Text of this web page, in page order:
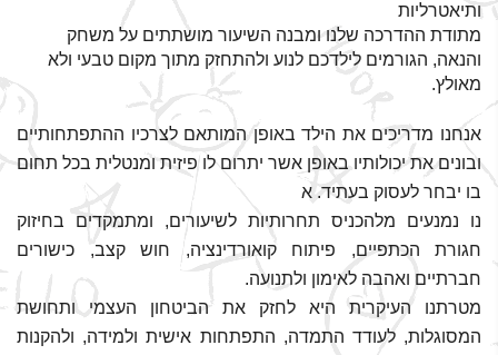
ותיאטרליות
מתודת ההדרכה שלנו ומבנה השיעור מושתתים על משחק
והנאה, הגורמים לילדכם לנוע ולהתחזק מתוך מקום טבעי ולא
מאולץ.
אנחנו מדריכים את הילד באופן המותאם לצרכיו ההתפתחותיים
ובונים את יכולותיו באופן אשר יתרום לו פיזית ומנטלית בכל תחום
בו יבחר לעסוק בעתיד. א
נו נמנעים מלהכניס תחרותיות לשיעורים, ומתמקדים בחיזוק
חגורת הכתפיים, פיתוח קואורדינציה, חוש קצב, כישורים
חברתיים ואהבה לאימון ולתנועה.
מטרתנו העיקרית היא לחזק את הביטחון העצמי ותחושת
המסוגלות, לעודד התמדה, התפתחות אישית ולמידה, ולהקנות